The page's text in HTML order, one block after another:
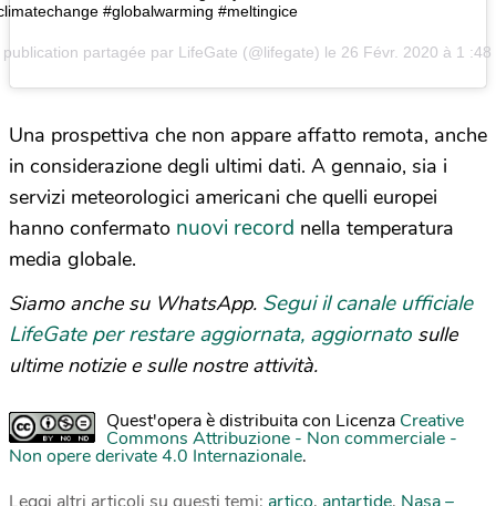
#globalwarming #meltingice
publication partagée par LifeGate (@lifegate) le 26 Févr. 2020 à 1 :48
Una prospettiva che non appare affatto remota, anche
in considerazione degli ultimi dati. A gennaio, sia i
servizi meteorologici americani che quelli europei
hanno confermato nuovi record nella temperatura
media globale.
Siamo anche su WhatsApp. Segui il canale ufficiale
LifeGate per restare aggiornata, aggiornato sulle
ultime notizie e sulle nostre attività.
Quest'opera è distribuita con Licenza Creative
Commons Attribuzione - Non commerciale -
Non opere derivate 4.0 Internazionale.